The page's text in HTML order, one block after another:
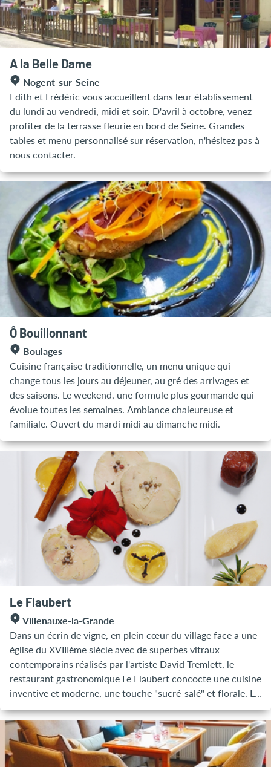
A la Belle Dame
Nogent-sur-Seine
Edith et Frédéric vous accueillent dans leur établissement
du lundi au vendredi, midi et soir. D'avril à octobre, venez
profiter de la terrasse fleurie en bord de Seine. Grandes
tables et menu personnalisé sur réservation, n'hésitez pas à
nous contacter.
Ô Bouillonnant
Boulages
Cuisine française traditionnelle, un menu unique qui
change tous les jours au déjeuner, au gré des arrivages et
des saisons. Le weekend, une formule plus gourmande qui
évolue toutes les semaines. Ambiance chaleureuse et
familiale. Ouvert du mardi midi au dimanche midi.
Le Flaubert
Villenauxe-la-Grande
Dans un écrin de vigne, en plein cœur du village face a une
église du XVIIIème siècle avec de superbes vitraux
contemporains réalisés par l'artiste David Tremlett, le
restaurant gastronomique Le Flaubert concocte une cuisine
inventive et moderne, une touche "sucré-salé" et florale. Le
jeune chef Kevin saura ouvrir vos papilles et vous faire
découvrir le champagne issu de sa famille depuis des
générations.